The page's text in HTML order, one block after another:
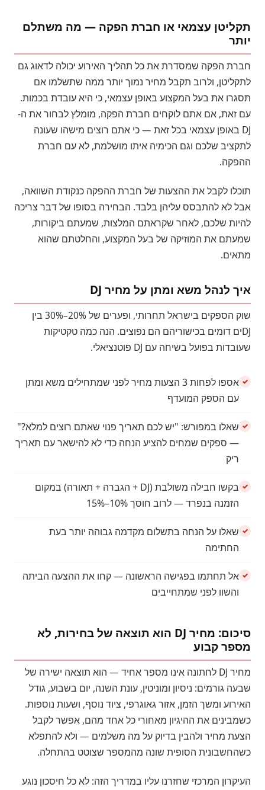
תקליטן עצמאי או חברת הפקה — מה משתלם
יותר
חברת הפקה שמסדרת את כל תהליך האירוע יכולה לדאוג גם
לתקליטן, ולרוב תקבל מחיר נמוך יותר ממה שתשלמו אם
תסגרו את בעל המקצוע באופן עצמאי, כי היא עובדת בכמות.
עם זאת, אם אתם לוקחים חברת הפקה, מומלץ לבחור את ה-
DJ באופן עצמאי בכל זאת — כי אתם רוצים מישהו שעונה
לתקציב שלכם וגם הכימיה איתו מושלמת, לא עם חברת
ההפקה.
תוכלו לקבל את ההצעות של חברת ההפקה כנקודת השוואה,
אבל לא להתבסס עליהן בלבד. הבחירה בסופו של דבר צריכה
להיות שלכם, לאחר שקראתם המלצות, שמעתם ביקורות,
שמעתם את המוזיקה של בעל המקצוע, והחלטתם שהוא
מתאים.
איך לנהל משא ומתן על מחיר DJ
שוק הספקים בישראל תחרותי, ופערים של 20%–30% בין
DJים דומים בכישוריהם הם נפוצים. הנה כמה טקטיקות
שעובדות בפועל בשיחה עם DJ פוטנציאלי.
אספו לפחות 3 הצעות מחיר לפני שמתחילים משא ומתן
עם הספק המועדף
שאלו במפורש: "יש לכם תאריך פנוי שאתם רוצים למלא?"
— ספקים שמחים להציע הנחה כדי לא להישאר עם תאריך
ריק
בקשו חבילה משולבת (DJ + הגברה + תאורה) במקום
הזמנה בנפרד — לרוב חוסך 10%–15%
שאלו על הנחה בתשלום מקדמה גבוהה יותר בעת
החתימה
אל תחתמו בפגישה הראשונה — קחו את ההצעה הביתה
והשוו לפני שמתחייבים
סיכום: מחיר DJ הוא תוצאה של בחירות, לא
מספר קבוע
מחיר DJ לחתונה אינו מספר אחיד — הוא תוצאה ישירה של
שבעה גורמים: ניסיון ומוניטין, עונת השנה, יום בשבוע, גודל
האירוע ומשך הזמן, אזור גאוגרפי, ציוד נוסף, ושעות נוספות.
כשמבינים את ההיגיון מאחורי כל אחד מהם, אפשר לקבל
הצעת מחיר ולהבין בדיוק על מה משלמים — ולא להתפלא
כשהחשבונית הסופית שונה מהמספר שצוטט בהתחלה.
העיקרון המרכזי שחזרנו עליו במדריך הזה: לא כל חיסכון נוגע